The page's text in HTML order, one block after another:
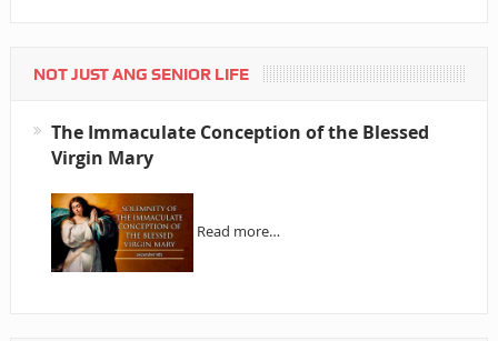
NOT JUST ANG SENIOR LIFE
The Immaculate Conception of the Blessed
Virgin Mary
Read more…